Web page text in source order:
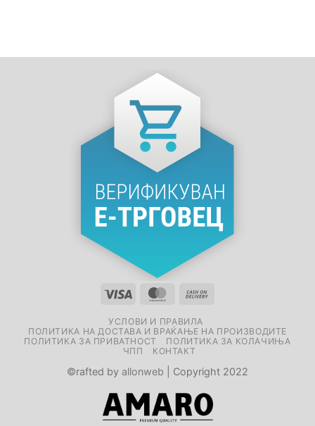
УСЛОВИ И ПРАВИЛА
ПОЛИТИКА НА ДОСТАВА И ВРАЌАЊЕ НА ПРОИЗВОДИТЕ
ПОЛИТИКА ЗА ПРИВАТНОСТ
ПОЛИТИКА ЗА КОЛАЧИЊА
ЧПП
КОНТАКТ
©rafted by allonweb | Copyright 2022